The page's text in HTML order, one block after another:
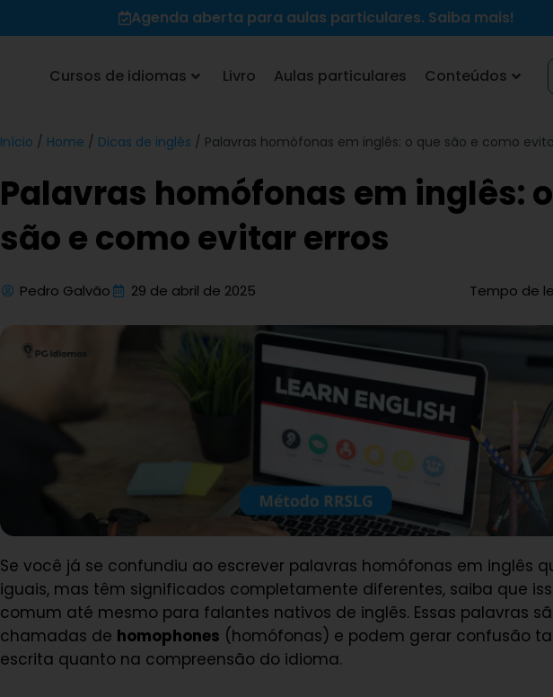
Agenda aberta para aulas particulares. Saiba mais!
Cursos de idiomas Livro Aulas particulares Conteúdos
Início / Home / Dicas de inglês / Palavras homófonas em inglês: o que são e como
Palavras homófonas em inglês:
são e como evitar erros
Pedro Galvão 29 de abril de 2025 Tempo de
Se você já se confundiu ao escrever palavras homófonas em inglês
iguais, mas têm significados completamente diferentes, saiba que
comum até mesmo para falantes nativos de inglês. Essas palavras
chamadas de homophones (homófonas) e podem gerar confusão
escrita quanto na compreensão do idioma.